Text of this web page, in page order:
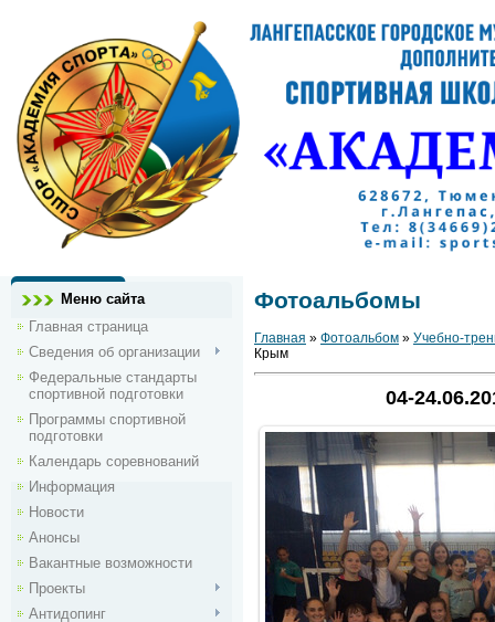
Меню сайта
Главная страница
Сведения об организации
Федеральные стандарты
спортивной подготовки
Программы спортивной
подготовки
Календарь соревнований
Информация
Новости
Анонсы
Вакантные возможности
Проекты
Антидопинг
Фотоальбомы
Главная » Фотоальбом » Учебно-
Крым
04-